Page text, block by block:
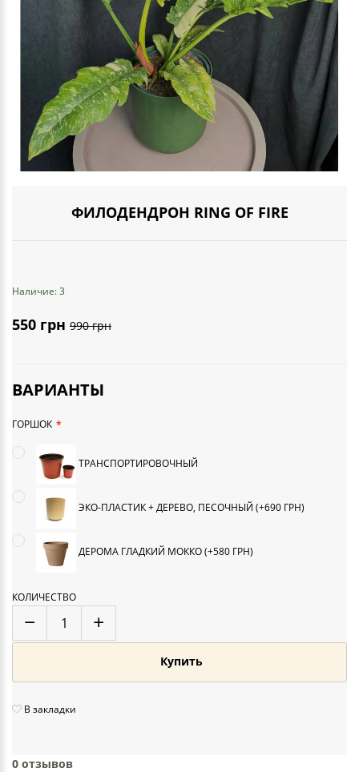
ФИЛОДЕНДРОН RING OF FIRE
Наличие: 3
550 грн 990 грн
ВАРИАНТЫ
ГОРШОК
ТРАНСПОРТИРОВОЧНЫЙ
ЭКО-ПЛАСТИК + ДЕРЕВО, ПЕСОЧНЫЙ (+690 ГРН)
ДЕРОМА ГЛАДКИЙ МОККО (+580 ГРН)
КОЛИЧЕСТВО
Купить
В закладки
0 отзывов